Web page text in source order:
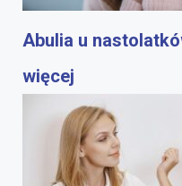
Abulia u
więcej